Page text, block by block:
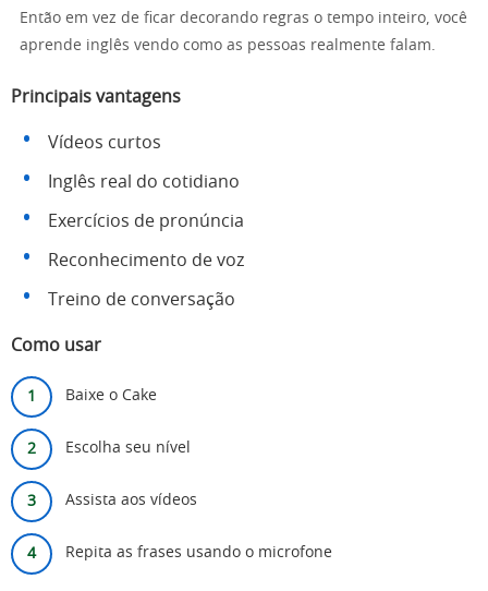
Então em vez de ficar decorando regras o tempo inteiro, você
aprende inglês vendo como as pessoas realmente falam.
Principais vantagens
Vídeos curtos
Inglês real do cotidiano
Exercícios de pronúncia
Reconhecimento de voz
Treino de conversação
Como usar
Baixe o Cake
Escolha seu nível
Assista aos vídeos
Repita as frases usando o microfone